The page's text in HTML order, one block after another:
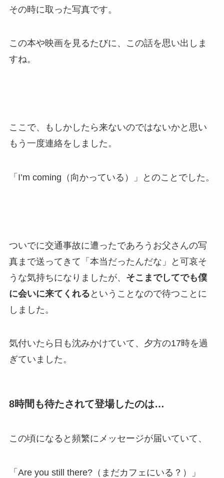
その時に取った写真です。
この本や映画を見るたびに、この話を思い出しま
すね。
ここで、もしかしたら来ないのではないかと思い
もう一度連絡をしました。
「I’m coming（向かっている）」とのことでした。
ついでに交通事故に遭ったであろうお父さんの写
真まで送ってきて「本当だったんだな」と可哀そ
うな気持ちになりましたが、 そこまでしてでも僕
に会いに来てくれる ということなので待つことに
しました。
気付いたら日も沈みかけていて、夕方の17時を過
ぎていました。
8時間も待たされて登場したのは…
この頃になると頻繁にメッセージが届いていて、
「Are you still there?（まだカフェにいる？）」